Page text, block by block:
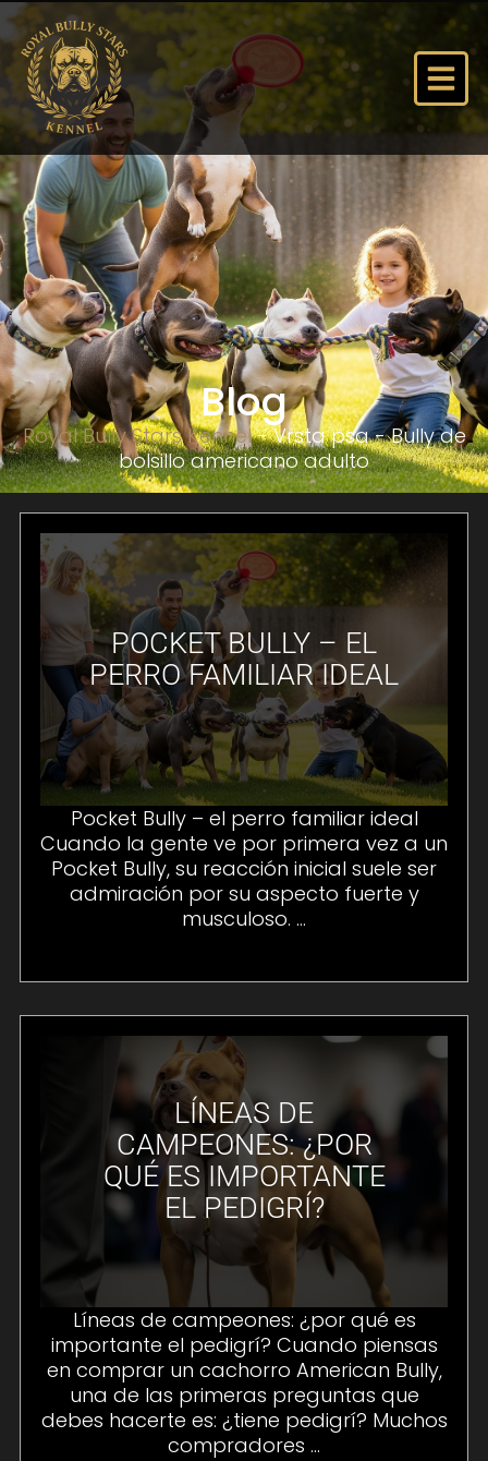
Blog
Royal Bully Stars Kennel-Vrsta psa-Bully de
bolsillo americano adulto
POCKET BULLY – EL
PERRO FAMILIAR IDEAL
Pocket Bully – el perro familiar ideal
Cuando la gente ve por primera vez a un
Pocket Bully, su reacción inicial suele ser
admiración por su aspecto fuerte y
musculoso. ...
LÍNEAS DE
CAMPEONES: ¿POR
QUÉ ES IMPORTANTE
EL PEDIGRÍ?
Líneas de campeones: ¿por qué es
importante el pedigrí? Cuando piensas
en comprar un cachorro American Bully,
una de las primeras preguntas que
debes hacerte es: ¿tiene pedigrí? Muchos
compradores ...